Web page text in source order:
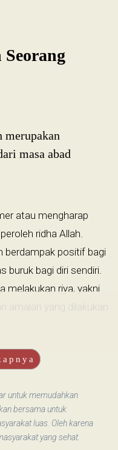
merupakan
masa abad
atau mengharap
ridha Allah.
berdampak positif bagi
buruk bagi diri sendiri.
melakukan riya, yakni
amalan yang dilakukan
untuk memudahkan
bersama untuk
luas. Oleh karena
yang sehat.